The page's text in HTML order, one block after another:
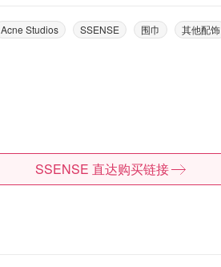
Acne Studios SSENSE 围巾 其他配饰
SSENSE 直达购买链接